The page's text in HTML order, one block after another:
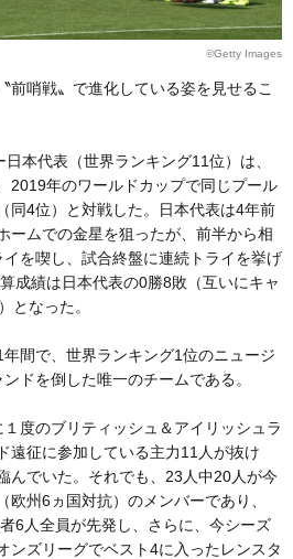
©Getty Images
哨戦〟で進化している姿を見せるこ
本代表（世界ランキング11位）は、
2019年のワールドカップで同じプール
同4位）と対戦した。日本代表は4年前
ームでの金星を狙ったが、前半から相
を喫し、試合終盤に連続トライを挙げ
成績は日本代表の0勝8敗（互いにキャ
となった。
間で、世界ランキング1位のニュージ
ドを倒した唯一のチームである。
度のブリティッシュ＆アイリッシュラ
遠征に参加している主力11人が抜け
んでいた。それでも、23人中20人が今
州6ヵ国対抗）のメンバーであり、
6人全員が先発し、さらに、今シーズ
ンズリーグでベスト4に入ったレンスタ